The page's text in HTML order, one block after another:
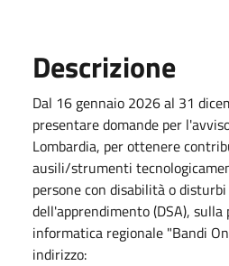
Descrizione
Dal 16 gennaio 2026 al 31
presentare domande per
Lombardia, per ottenere
ausili/strumenti
persone con disabilità o
dell'apprendimento (DSA),
informatica regionale "Bandi
indirizzo: